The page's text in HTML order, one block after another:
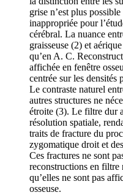
grise n’est plus
inappropriée pour
cérébral. La nuance
graisseuse (2) et
qu’en A. C.
affichée en fenêtre
centrée sur les densités
Le contraste naturel
autres structures ne
étroite (3). Le filtre dur
résolution spatiale,
traits de fracture du
zygomatique droit et
Ces fractures ne sont
reconstructions en filtre
qu’elles ne sont pas
osseuse.